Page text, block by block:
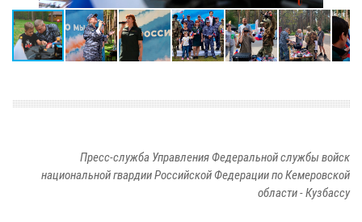
Пресс-служба Управления Федеральной службы войск
национальной гвардии Российской Федерации по Кемеровской
области - Кузбассу